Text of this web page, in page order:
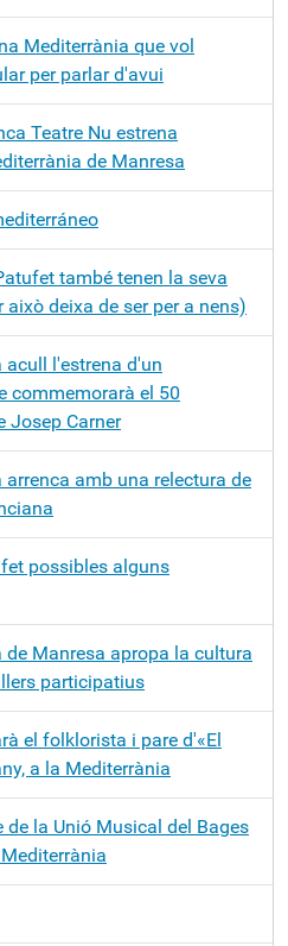
Mediterrània que vol
per parlar d'avui
Teatre Nu estrena
de Manresa
també tenen la seva
deixa de ser per a nens)
acull l'estrena d'un
commemorarà el 50
Josep Carner
amb una relectura de
fet possibles alguns
de Manresa apropa la cultura
participatius
el folklorista i pare d'«El
a la Mediterrània
de la Unió Musical del Bages